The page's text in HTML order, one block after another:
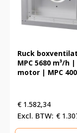
Ruck
MPC 5680 m³/h |
motor | MPC 400
€ 1.582,34
€